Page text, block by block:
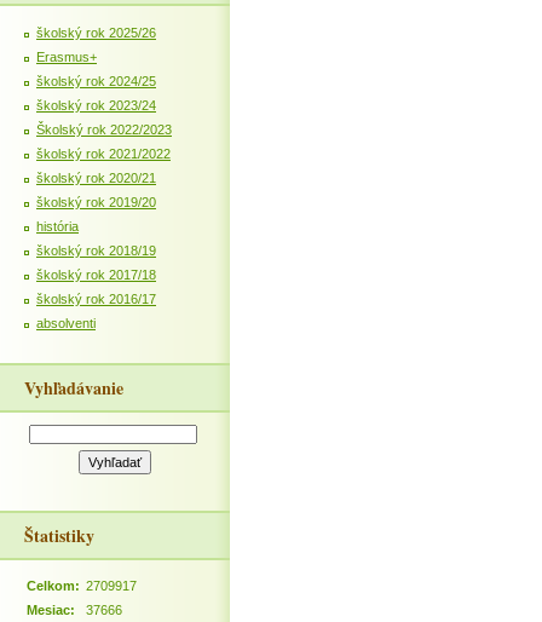
školský rok 2025/26
Erasmus+
školský rok 2024/25
školský rok 2023/24
Školský rok 2022/2023
školský rok 2021/2022
školský rok 2020/21
školský rok 2019/20
história
školský rok 2018/19
školský rok 2017/18
školský rok 2016/17
absolventi
Vyhľadávanie
Štatistiky
Celkom: 2709917
Mesiac:
37666